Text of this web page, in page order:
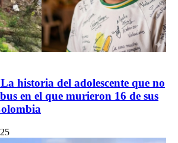
historia del adolescente que no
en el que murieron 16 de sus